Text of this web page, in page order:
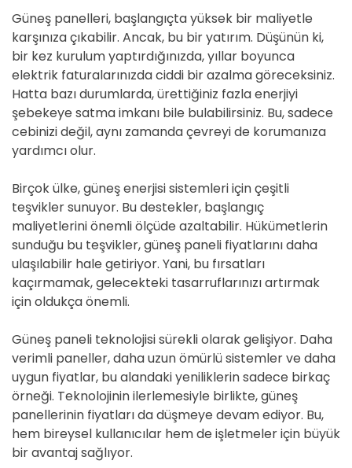
Güneş panelleri, başlangıçta yüksek bir maliyetle
karşınıza çıkabilir. Ancak, bu bir yatırım. Düşünün ki,
bir kez kurulum yaptırdığınızda, yıllar boyunca
elektrik faturalarınızda ciddi bir azalma göreceksiniz.
Hatta bazı durumlarda, ürettiğiniz fazla enerjiyi
şebekeye satma imkanı bile bulabilirsiniz. Bu, sadece
cebinizi değil, aynı zamanda çevreyi de korumanıza
yardımcı olur.
Birçok ülke, güneş enerjisi sistemleri için çeşitli
teşvikler sunuyor. Bu destekler, başlangıç
maliyetlerini önemli ölçüde azaltabilir. Hükümetlerin
sunduğu bu teşvikler, güneş paneli fiyatlarını daha
ulaşılabilir hale getiriyor. Yani, bu fırsatları
kaçırmamak, gelecekteki tasarruflarınızı artırmak
için oldukça önemli.
Güneş paneli teknolojisi sürekli olarak gelişiyor. Daha
verimli paneller, daha uzun ömürlü sistemler ve daha
uygun fiyatlar, bu alandaki yeniliklerin sadece birkaç
örneği. Teknolojinin ilerlemesiyle birlikte, güneş
panellerinin fiyatları da düşmeye devam ediyor. Bu,
hem bireysel kullanıcılar hem de işletmeler için büyük
bir avantaj sağlıyor.